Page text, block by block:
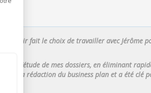
d’avoir fait le choix de travailler avec Jérôme
l’étude de mes dossiers, en éliminant
sur la rédaction du business plan et a été clé